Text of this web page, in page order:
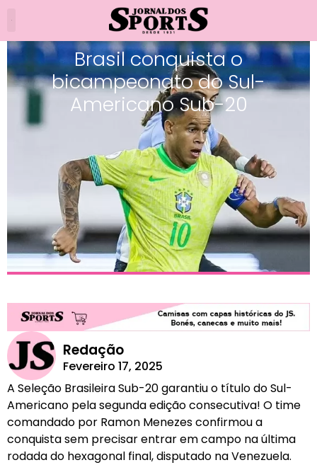
Brasil conquista o
bicampeonato do Sul-
Americano Sub-20
Redação
Fevereiro 17, 2025
A Seleção Brasileira Sub-20 garantiu o título do Sul-
Americano pela segunda edição consecutiva! O time
comandado por Ramon Menezes confirmou a
conquista sem precisar entrar em campo na última
rodada do hexagonal final, disputado na Venezuela.